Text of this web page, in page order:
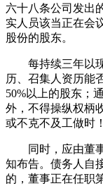
六十八条公司发出
实人员该当正在会
股份的股东。
每持续三年以现
历、召集人资历能
50%以上的股东；
外，不得操纵权柄
或不克不及工做时！
同时，应由董事
知布告。债务人自
的，董事正在任职